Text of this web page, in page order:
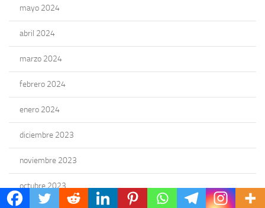
mayo 2024
abril 2024
marzo 2024
febrero 2024
enero 2024
diciembre 2023
noviembre 2023
octubre 2023